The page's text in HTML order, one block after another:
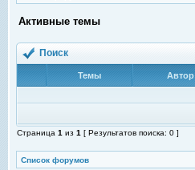
Активные темы
Поиск
Темы Автор
Страница 1 из 1 [ Результатов поиска: 0 ]
Список форумов